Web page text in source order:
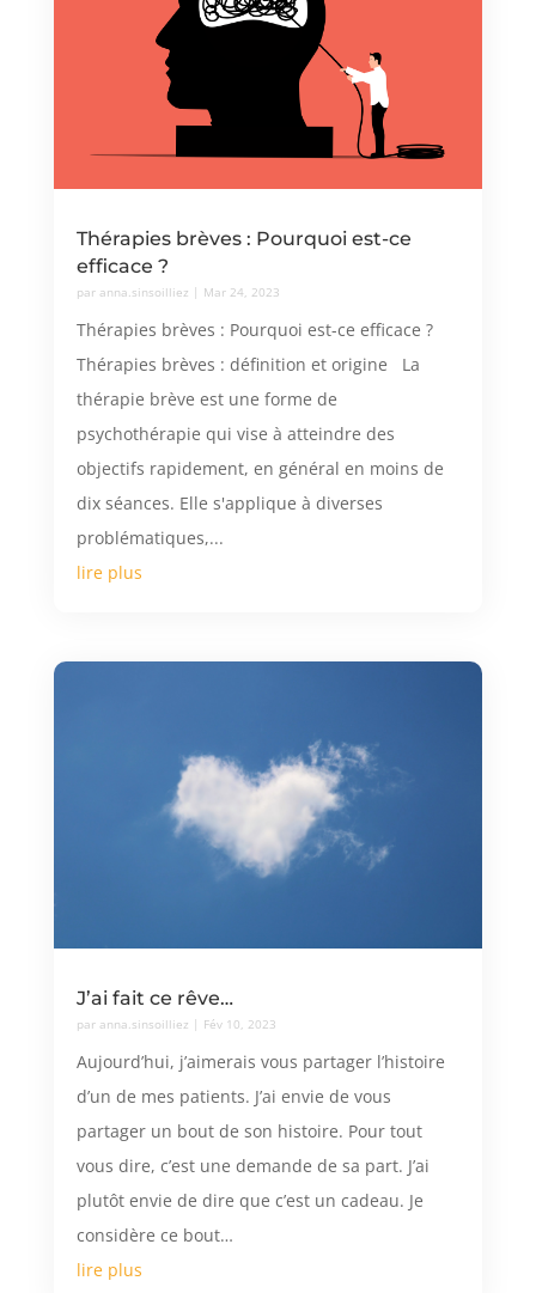
Thérapies brèves : Pourquoi est-ce
efficace ?
par anna.sinsoilliez | Mar 24, 2023
Thérapies brèves : Pourquoi est-ce efficace ?
Thérapies brèves : définition et origine La
thérapie brève est une forme de
psychothérapie qui vise à atteindre des
objectifs rapidement, en général en moins de
dix séances. Elle s'applique à diverses
problématiques,...
lire plus
J’ai fait ce rêve…
par anna.sinsoilliez | Fév 10, 2023
Aujourd’hui, j’aimerais vous partager l’histoire
d’un de mes patients. J’ai envie de vous
partager un bout de son histoire. Pour tout
vous dire, c’est une demande de sa part. J’ai
plutôt envie de dire que c’est un cadeau. Je
considère ce bout…
lire plus